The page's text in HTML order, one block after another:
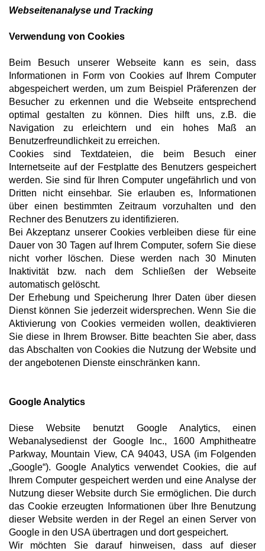
Webseitenanalyse und Tracking
Verwendung von Cookies
Beim Besuch unserer Webseite kann es sein, dass
Informationen in Form von Cookies auf Ihrem Computer
abgespeichert werden, um zum Beispiel Präferenzen der
Besucher zu erkennen und die Webseite entsprechend
optimal gestalten zu können. Dies hilft uns, z.B. die
Navigation zu erleichtern und ein hohes Maß an
Benutzerfreundlichkeit zu erreichen.
Cookies sind Textdateien, die beim Besuch einer
Internetseite auf der Festplatte des Benutzers gespeichert
werden. Sie sind für Ihren Computer ungefährlich und von
Dritten nicht einsehbar. Sie erlauben es, Informationen
über einen bestimmten Zeitraum vorzuhalten und den
Rechner des Benutzers zu identifizieren.
Bei Akzeptanz unserer Cookies verbleiben diese für eine
Dauer von 30 Tagen auf Ihrem Computer, sofern Sie diese
nicht vorher löschen. Diese werden nach 30 Minuten
Inaktivität bzw. nach dem Schließen der Webseite
automatisch gelöscht.
Der Erhebung und Speicherung Ihrer Daten über diesen
Dienst können Sie jederzeit widersprechen. Wenn Sie die
Aktivierung von Cookies vermeiden wollen, deaktivieren
Sie diese in Ihrem Browser. Bitte beachten Sie aber, dass
das Abschalten von Cookies die Nutzung der Website und
der angebotenen Dienste einschränken kann.
Google Analytics
Diese Website benutzt Google Analytics, einen
Webanalysedienst der Google Inc., 1600 Amphitheatre
Parkway, Mountain View, CA 94043, USA (im Folgenden
„Google“). Google Analytics verwendet Cookies, die auf
Ihrem Computer gespeichert werden und eine Analyse der
Nutzung dieser Website durch Sie ermöglichen. Die durch
das Cookie erzeugten Informationen über Ihre Benutzung
dieser Website werden in der Regel an einen Server von
Google in den USA übertragen und dort gespeichert.
Wir möchten Sie darauf hinweisen, dass auf dieser